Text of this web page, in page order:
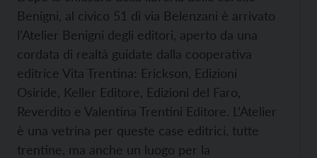
Benigni, al civico 51 di via Belenzani è arrivato
l’Atelier Benigni degli editori, aperto da una
cordata di realtà guidate dalla cooperativa
editrice Vita Trentina: Erickson, Edizioni
Osiride, Keller Editore, Edizioni del Faro,
Reverdito e Valentina Trentini Editore. L’Atelier
è una vetrina per queste case editrici, tutte
trentine, ma anche un luogo per la